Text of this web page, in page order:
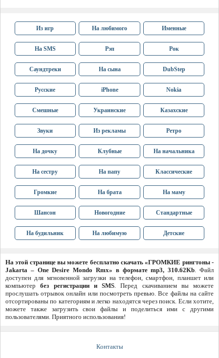
Из игр На любимого Именные
На SMS Рэп Рок
Саундтреки На сына DubStep
Русские iPhone Nokia
Смешные Украинские Казахские
Звуки Из рекламы Ретро
На дочку Клубные На начальника
На сестру На папу Классические
Громкие На брата На маму
Шансон Новогодние Стандартные
На будильник На любимую Детские
На этой странице вы можете бесплатно скачать «ГРОМКИЕ рингтоны -
Jakarta – One Desire Mondo Rmx» в формате mp3, 310.62Kb. Файл
доступен для мгновенной загрузки на телефон, смартфон, планшет или
компьютербез регистрации и SMS. Перед скачиванием вы можете
прослушать отрывок онлайн или посмотреть превью. Все файлы на сайте
отсортированы по категориям и легко находятся через поиск. Если хотите,
можете также загрузить свои файлы и поделиться ими с другими
пользователями. Приятного использования!
Контакты